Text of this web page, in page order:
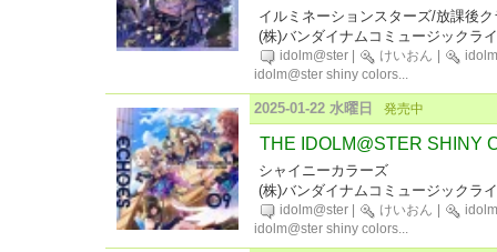
イルミネーションスターズ/放課後
(株)バンダイナムコミュージックラ
idolm@ster けいおん
idolm@ster shiny colors...
2025-01-22 水曜日 発売中
THE IDOLM@STER SHINY
シャイニーカラーズ
(株)バンダイナムコミュージックラ
idolm@ster けいおん
idolm@ster shiny colors...